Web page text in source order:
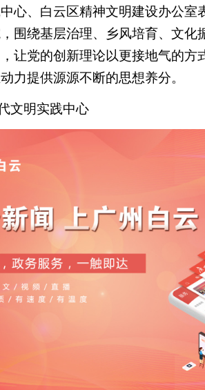
心、白云区精神文明建设办公室
围绕基层治理、乡风培育、文化
让党的创新理论以更接地气的方
力提供源源不断的思想养分。
文明实践中心